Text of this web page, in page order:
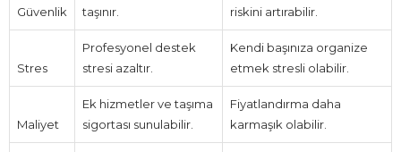
Güvenlik
taşınır.
riskini artırabilir.
Stres
Profesyonel destek
stresi azaltır.
Kendi başınıza organize
etmek stresli olabilir.
Maliyet
Ek hizmetler ve taşıma
sigortası sunulabilir.
Fiyatlandırma daha
karmaşık olabilir.